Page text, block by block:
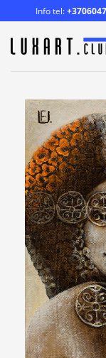
to
content
Info tel: